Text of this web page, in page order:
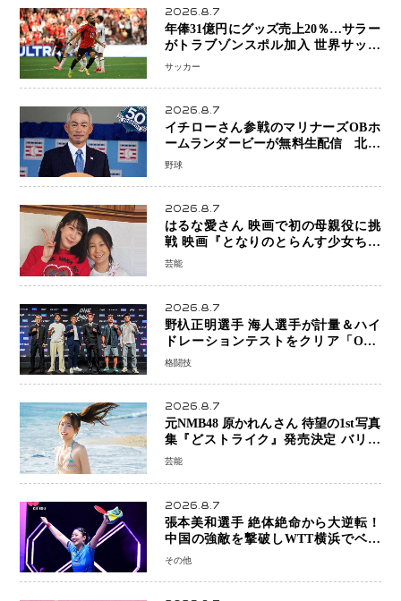
2026.8.7
年俸31億円にグッズ売上20％…サラー
がトラブゾンスポル加入 世界サッカ
ーは「五大リーグ一強」から新時代へ
サッカー
2026.8.7
イチローさん参戦のマリナーズOBホ
ームランダービーが無料生配信 北米
ならではの“魅せる興行”に世界が注目
野球
2026.8.7
はるな愛さん 映画で初の母親役に挑
戦 映画『となりのとらんす少女ちゃ
ん』11月7日公開 未来の自分との対話
芸能
2026.8.7
野杁正明選手 海人選手が計量＆ハイ
ドレーションテストをクリア「ONE
SAMURAI 2」決戦へ万全の準備整う
格闘技
2026.8.7
元NMB48 原かれんさん 待望の1st写真
集『どストライク』発売決定 バリで
魅せる25歳の新境地
芸能
2026.8.7
張本美和選手 絶体絶命から大逆転！
中国の強敵を撃破しWTT横浜でベス
ト8進出
その他